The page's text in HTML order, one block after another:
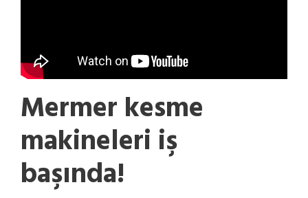
Mermer kesme
makineleri iş
başında!